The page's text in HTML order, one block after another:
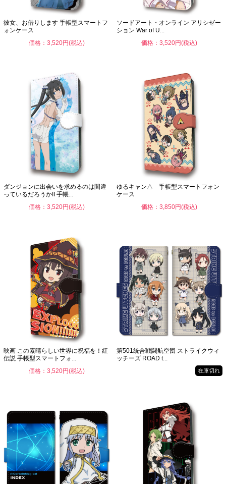
彼女、お借りします 手帳型スマートフ
ォンケース
価格：3,520円(税込)
ソードアート・オンライン アリシゼー
ション War of U...
価格：3,520円(税込)
ダンジョンに出会いを求めるのは間違
っているだろうかII 手帳...
価格：3,520円(税込)
ゆるキャン△ 手帳型スマートフォン
ケース
価格：3,850円(税込)
映画 この素晴らしい世界に祝福を！紅
伝説 手帳型スマートフォ...
価格：3,520円(税込)
第501統合戦闘航空団 ストライクウィ
ッチーズ ROAD t...
在庫切れ